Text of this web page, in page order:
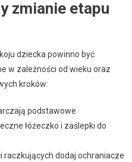
zmianie etapu
dziecka powinno być
w zależności od wieku oraz
kroków:
podstawowe
łóżeczko i zaślepki do
dodaj ochraniacze